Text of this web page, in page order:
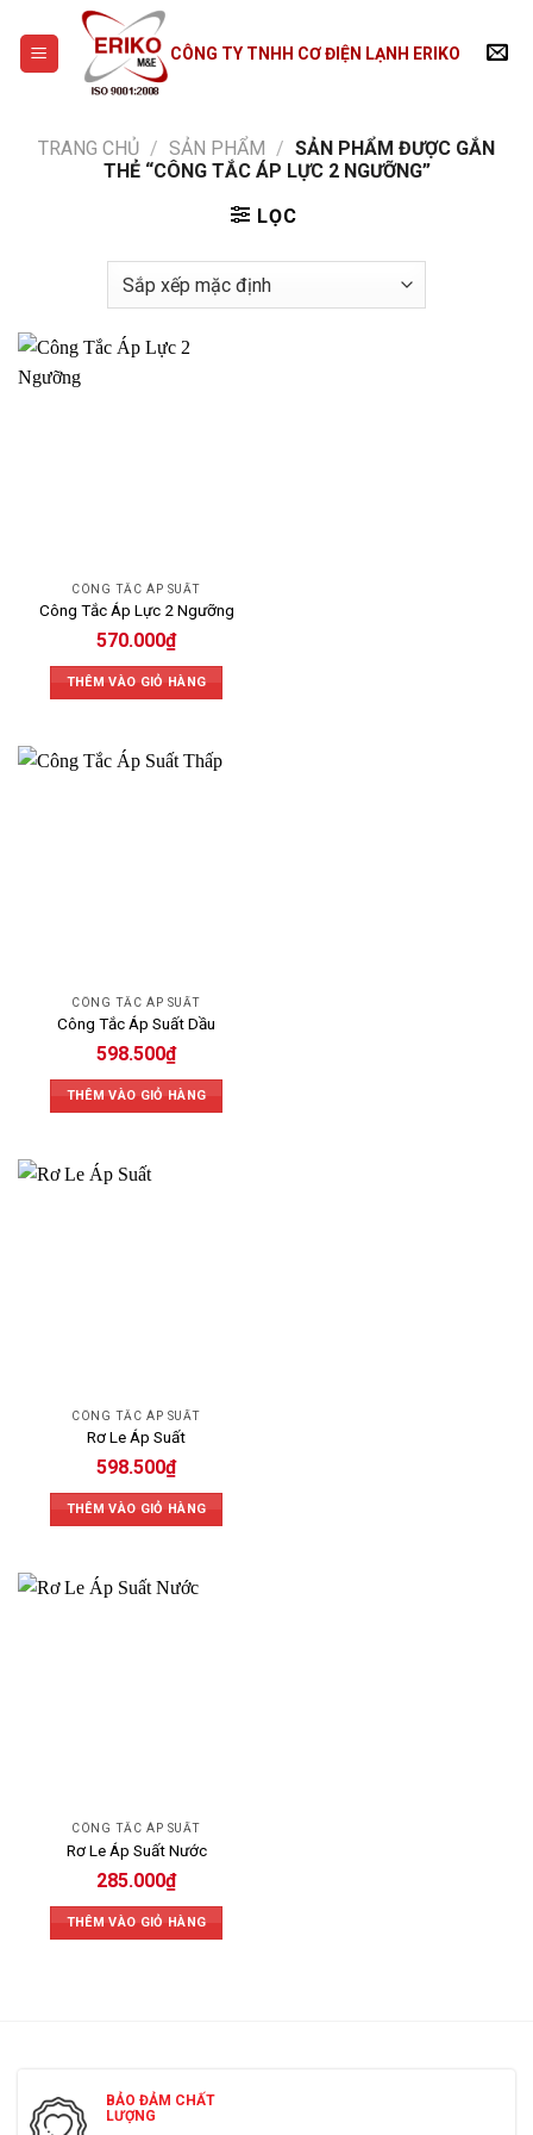
content
CÔNG TY TNHH CƠ ĐIỆN LẠNH ERIKO
TRANG CHỦ / SẢN PHẨM / SẢN PHẨM ĐƯỢC GẮN
THẺ “CÔNG TẮC ÁP LỰC 2 NGƯỠNG”
LỌC
CÔNG TẮC ÁP SUẤT
Công Tắc Áp Lực 2 Ngưỡng
570.000₫
THÊM VÀO GIỎ HÀNG
CÔNG TẮC ÁP SUẤT
Công Tắc Áp Suất Dầu
598.500₫
THÊM VÀO GIỎ HÀNG
CÔNG TẮC ÁP SUẤT
Rơ Le Áp Suất
598.500₫
THÊM VÀO GIỎ HÀNG
CÔNG TẮC ÁP SUẤT
Rơ Le Áp Suất Nước
285.000₫
THÊM VÀO GIỎ HÀNG
BẢO ĐẢM CHẤT
LƯỢNG